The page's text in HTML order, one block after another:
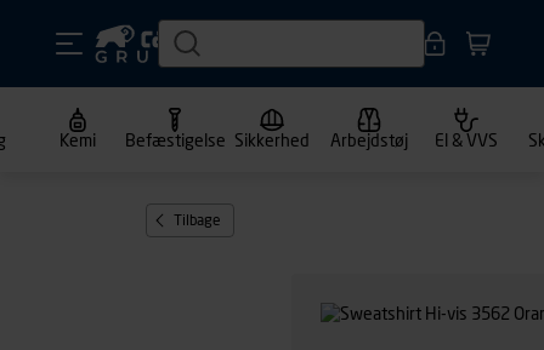
Kemi Befæstigelse Sikkerhed Arbejdstøj El & VVS
Tilbage